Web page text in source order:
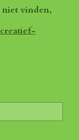
niet vinden,